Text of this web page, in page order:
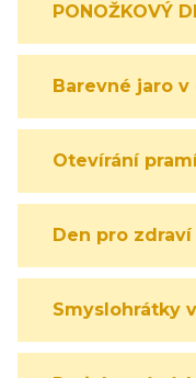
PONOŽKOVÝ
Barevné jaro
Otevírání
Den pro zdraví
Smyslohrátky